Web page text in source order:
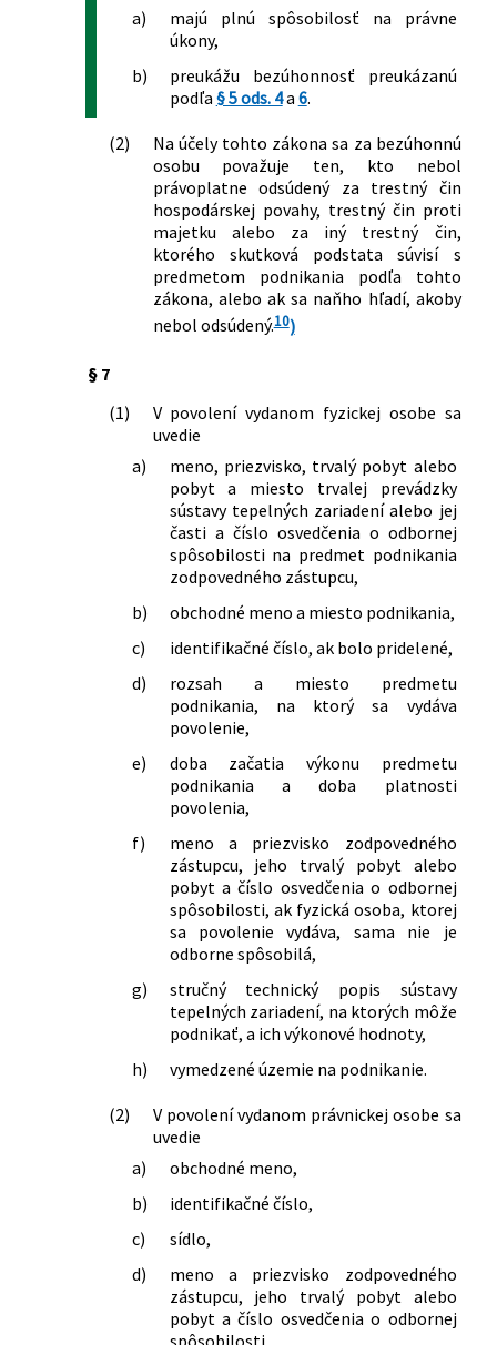
a)
majú plnú spôsobilosť na právne
úkony,
b)
preukážu bezúhonnosť preukázanú
podľa § 5 ods. 4a 6.
(2)
Na účely tohto zákona sa za bezúhonnú
osobu považuje ten, kto nebol
právoplatne odsúdený za trestný čin
hospodárskej povahy, trestný čin proti
majetku alebo za iný trestný čin,
ktorého skutková podstata súvisí s
predmetom podnikania podľa tohto
zákona, alebo ak sa naňho hľadí, akoby
nebol odsúdený.10)
§ 7
(1)
V povolení vydanom fyzickej osobe sa
uvedie
a)
meno, priezvisko, trvalý pobyt alebo
pobyt a miesto trvalej prevádzky
sústavy tepelných zariadení alebo jej
časti a číslo osvedčenia o odbornej
spôsobilosti na predmet podnikania
zodpovedného zástupcu,
b)
obchodné meno a miesto podnikania,
c)
identifikačné číslo, ak bolo pridelené,
d)
rozsah a miesto predmetu
podnikania, na ktorý sa vydáva
povolenie,
e)
doba začatia výkonu predmetu
podnikania a doba platnosti
povolenia,
f)
meno a priezvisko zodpovedného
zástupcu, jeho trvalý pobyt alebo
pobyt a číslo osvedčenia o odbornej
spôsobilosti, ak fyzická osoba, ktorej
sa povolenie vydáva, sama nie je
odborne spôsobilá,
g)
stručný technický popis sústavy
tepelných zariadení, na ktorých môže
podnikať, a ich výkonové hodnoty,
h)
vymedzené územie na podnikanie.
(2)
V povolení vydanom právnickej osobe sa
uvedie
a)
obchodné meno,
b)
identifikačné číslo,
c)
sídlo,
d)
meno a priezvisko zodpovedného
zástupcu, jeho trvalý pobyt alebo
pobyt a číslo osvedčenia o odbornej
spôsobilosti,